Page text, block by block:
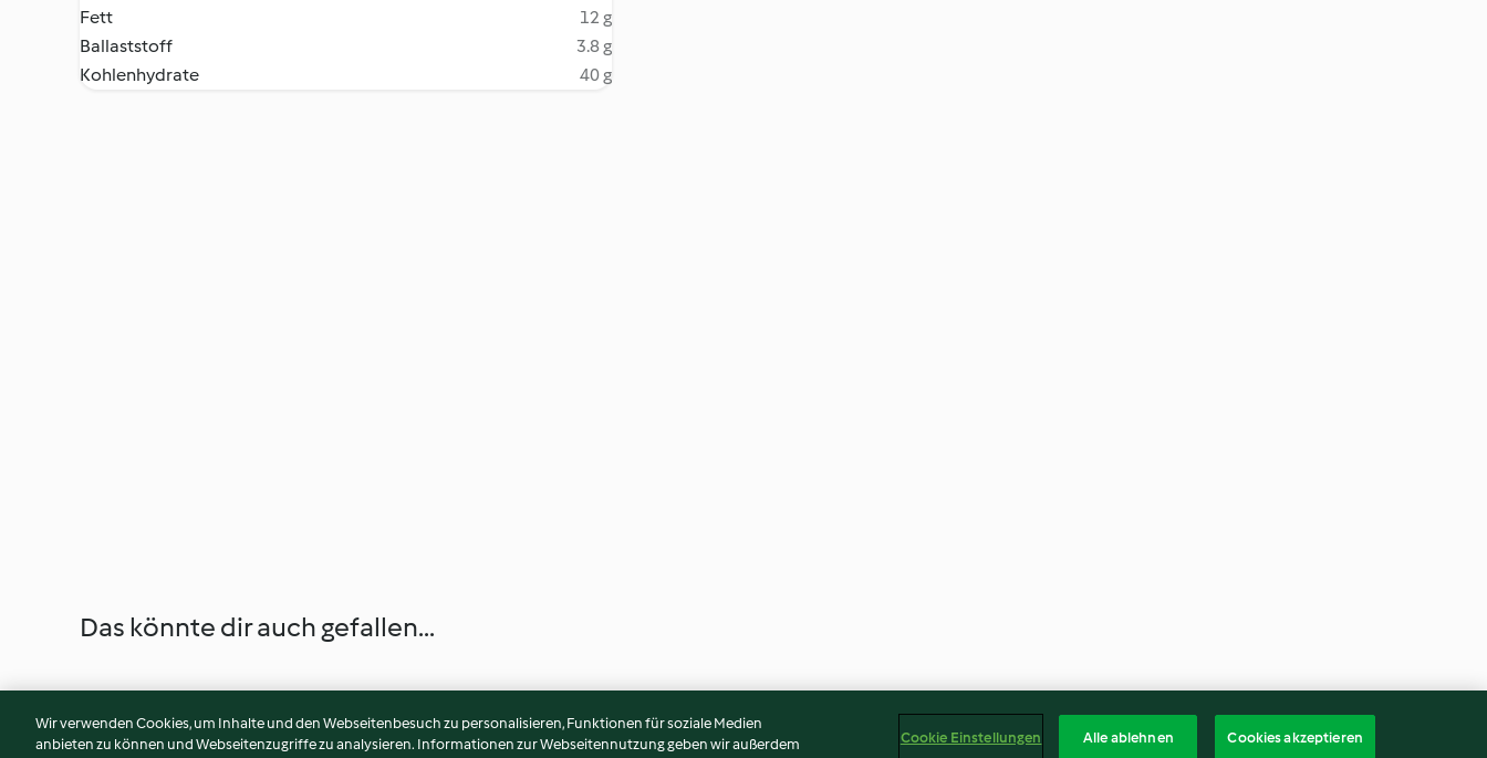
Fett
12 g
Ballaststoff
3.8 g
Kohlenhydrate
40 g
Das könnte dir auch gefallen...
Wir verwenden Cookies, um Inhalte und den Webseitenbesuch zu personalisieren, Funktionen für soziale Medien
anbieten zu können und Webseitenzugriffe zu analysieren. Informationen zur Webseitennutzung geben wir außerdem
Cookie Einstellungen Alle ablehnen Cookies akzeptieren